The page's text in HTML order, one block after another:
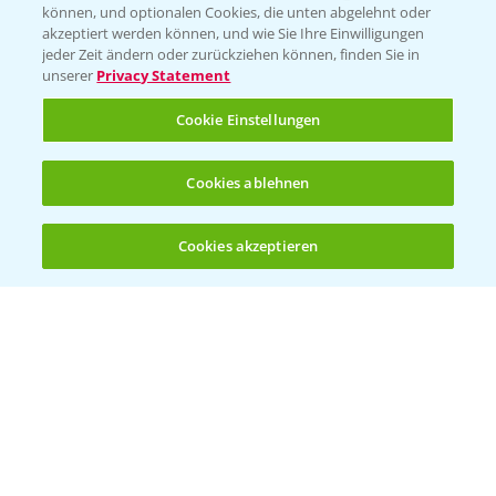
Standortreport Nauen - Eine starke
Herbizidlösung im Mais
16.04.2025
(noch 4)
können, und optionalen Cookies, die unten abgelehnt oder
akzeptiert werden können, und wie Sie Ihre Einwilligungen
jeder Zeit ändern oder zurückziehen können, finden Sie in
unserer Privacy Statement
Cookie Einstellungen
Cookies ablehnen
Cookies akzeptieren